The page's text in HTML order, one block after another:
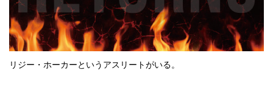
リジー・ホーカーというアスリートがいる。